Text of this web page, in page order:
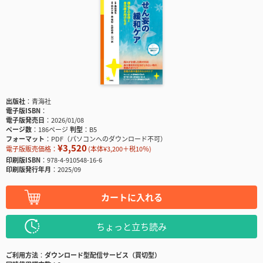
出版社
青海社
電子版ISBN
電子版発売日
2026/01/08
ページ数
186ページ判型
B5
フォーマット
PDF（パソコンへのダウンロード不可）
電子版販売価格： ¥3,520(本体¥3,200＋税10％)
印刷版ISBN
978-4-910548-16-6
印刷版発行年月
2025/09
カートに入れる
ちょっと立ち読み
ご利用方法
ダウンロード型配信サービス（買切型）